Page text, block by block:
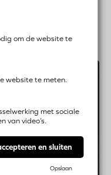
Nähe des heutigen
und stammt aus
om de website te
website te meten.
met sociale
van video’s.
Opslaan
en sluiten